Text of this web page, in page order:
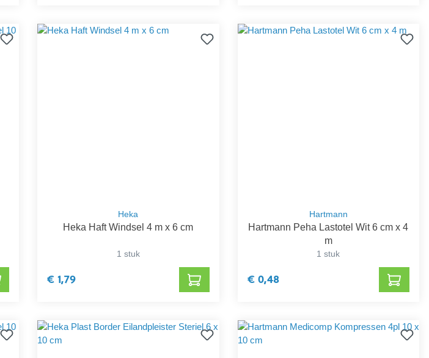
Heka
Heka Haft Windsel 4 m x 6 cm
1 stuk
€ 1,79
Hartmann
Hartmann Peha Lastotel Wit 6 cm x 4
m
1 stuk
€ 0,48